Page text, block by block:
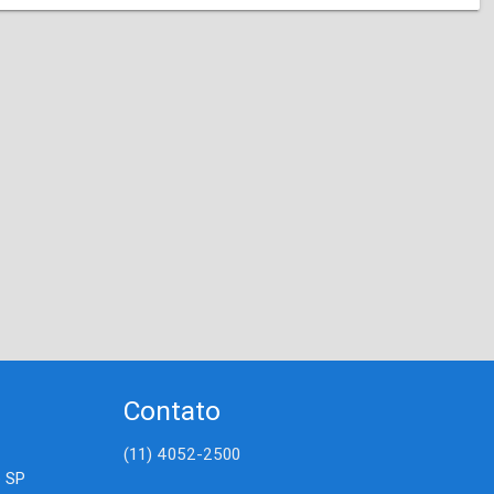
Contato
(11) 4052-2500